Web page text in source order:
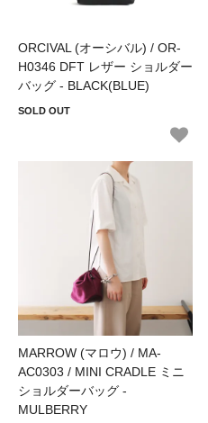
ORCIVAL (オーシバル) / OR-
H0346 DFT レザー ショルダー
バッグ - BLACK(BLUE)
SOLD OUT
MARROW (マロウ) / MA-
AC0303 / MINI CRADLE ミニ
ショルダーバッグ -
MULBERRY